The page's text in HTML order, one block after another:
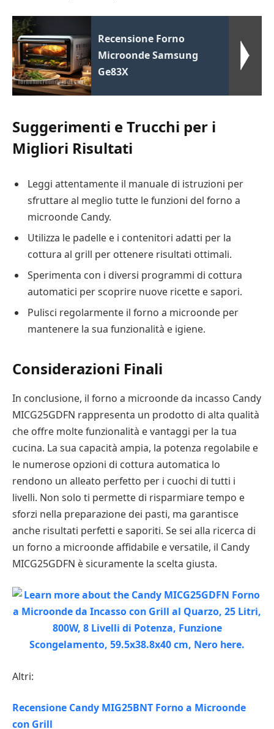
Recensione Forno
Microonde Samsung
Ge83X
Suggerimenti e Trucchi per i
Migliori Risultati
Leggi attentamente il manuale di istruzioni per
sfruttare al meglio tutte le funzioni del forno a
microonde Candy.
Utilizza le padelle e i contenitori adatti per la
cottura al grill per ottenere risultati ottimali.
Sperimenta con i diversi programmi di cottura
automatici per scoprire nuove ricette e sapori.
Pulisci regolarmente il forno a microonde per
mantenere la sua funzionalità e igiene.
Considerazioni Finali
In conclusione, il forno a microonde da incasso Candy
MICG25GDFN rappresenta un prodotto di alta qualità
che offre molte funzionalità e vantaggi per la tua
cucina. La sua capacità ampia, la potenza regolabile e
le numerose opzioni di cottura automatica lo
rendono un alleato perfetto per i cuochi di tutti i
livelli. Non solo ti permette di risparmiare tempo e
sforzi nella preparazione dei pasti, ma garantisce
anche risultati perfetti e saporiti. Se sei alla ricerca di
un forno a microonde affidabile e versatile, il Candy
MICG25GDFN è sicuramente la scelta giusta.
Altri:
Recensione Candy MIG25BNT Forno a Microonde
con Grill